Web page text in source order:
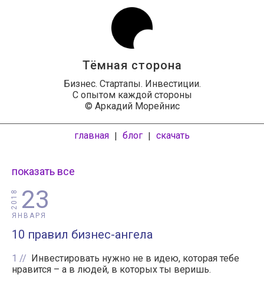
Тёмная сторона
Бизнес. Стартапы. Инвестиции.
С опытом каждой стороны
© Аркадий Морейнис
главная | блог | скачать
показать все
23
ЯНВАРЯ
2018
10 правил бизнес-ангела
1
Инвестировать нужно не в идею, которая тебе
нравится – а в людей, в которых ты веришь.